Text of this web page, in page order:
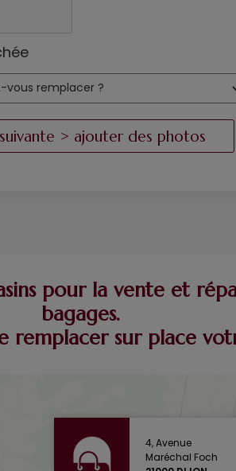
pour la vente et
bagages.
remplacer sur place
4, Avenue
Maréchal Foch